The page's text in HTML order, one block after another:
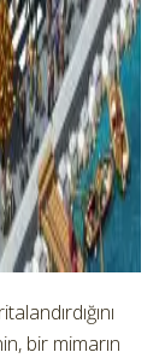
bir mimarın